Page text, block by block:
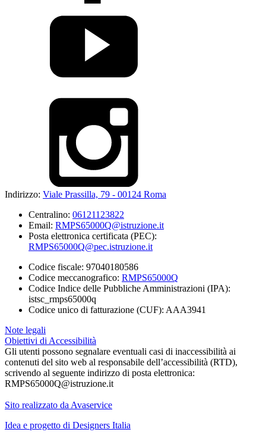
Indirizzo: Viale Prassilla, 79 - 00124 Roma
Centralino: 06121123822
Email: RMPS65000Q@istruzione.it
Posta elettronica certificata (PEC):
RMPS65000Q@pec.istruzione.it
Codice fiscale: 97040180586
Codice meccanografico: RMPS65000Q
Codice Indice delle Pubbliche Amministrazioni (IPA):
istsc_rmps65000q
Codice unico di fatturazione (CUF): AAA3941
Note legali
Obiettivi di Accessibilità
Gli utenti possono segnalare eventuali casi di inaccessibilità ai
contenuti del sito web al responsabile dell’accessibilità (RTD),
scrivendo al seguente indirizzo di posta elettronica:
RMPS65000Q@istruzione.it
Sito realizzato da Avaservice
Idea e progetto di Designers Italia